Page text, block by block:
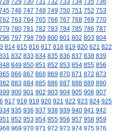
729 730 731 732 733 734 735 736
746 747 748 749 750 751 752 753
763 764 765 766 767 768 769 770
780 781 782 783 784 785 786 787
797 798 799 800 801 802 803 804
814 815 816 817 818 819 820 821 822
832 833 834 835 836 837 838 839
849 850 851 852 853 854 855 856
866 867 868 869 870 871 872 873
883 884 885 886 887 888 889 890
900 901 902 903 904 905 906 907
917 918 919 920 921 922 923 924 925
935 936 937 938 939 940 941 942
952 953 954 955 956 957 958 959
969 970 971 972 973 974 975 976